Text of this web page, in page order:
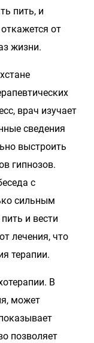
пить, и
от
жизни.
врач изучает
сведения
выстроить
гипнозов.
с
сильным
и вести
лечения, что
терапии.
В
может
позволяет